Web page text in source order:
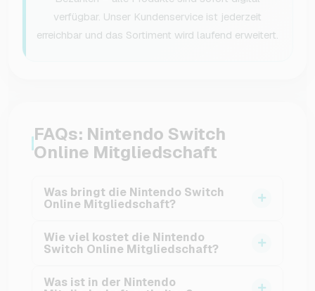
verfügbar. Unser Kundenservice ist jederzeit
erreichbar und das Sortiment wird laufend erweitert.
FAQs: Nintendo Switch
Online Mitgliedschaft
Was bringt die Nintendo Switch
Online Mitgliedschaft?
ermöglicht es, dass du gemeinsam mit
Welt zusammen online spielen kannst. Zudem
Wie viel kostet die Nintendo
Switch Online Mitgliedschaft?
Was ist in der Nintendo